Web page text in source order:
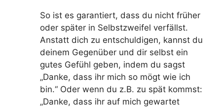
So ist es garantiert, dass du nicht früher
oder später in Selbstzweifel verfällst.
Anstatt dich zu entschuldigen, kannst du
deinem Gegenüber und dir selbst ein
gutes Gefühl geben, indem du sagst
„Danke, dass ihr mich so mögt wie ich
bin.“ Oder wenn du z.B. zu spät kommst:
„Danke, dass ihr auf mich gewartet